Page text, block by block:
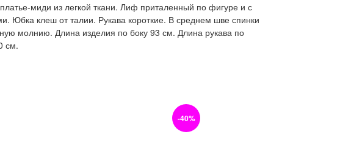
миди из легкой ткани. Лиф приталенный по фигуре и с
Юбка клеш от талии. Рукава короткие. В среднем шве спинки
молнию. Длина изделия по боку 93 см. Длина рукава по
см.
-40%